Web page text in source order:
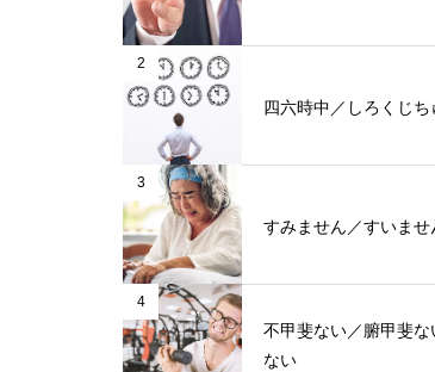
2
四六時中／しろくじち
3
すみません／すいませ
4
不甲斐ない／腑甲斐な
ない